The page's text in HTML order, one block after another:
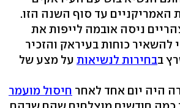
האמריקניים עד סוף השנה הזו.
ניסה אובמה לייפות את
להשאיר כוחות בעיראק והזכיר
בבחירות לנשיאות על מצע של
היה יום אחד לאחר חיסול מועמר